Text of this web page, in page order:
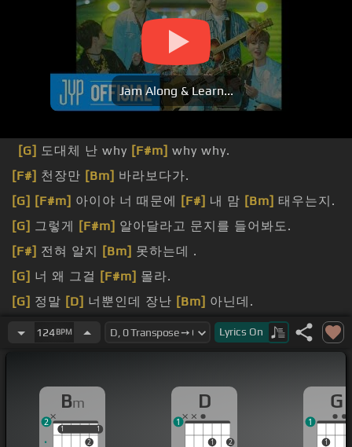
Jam Along & Learn...
[G] 도대체 난 why [F#m] why why.
[F#] 천장만 [Bm] 바라보다가.
[G] [F#m] 아이야 너 때문에 [F#] 내 맘 [Bm] 태우는지.
[G] 그렇게 [F#m] 알아달라고 문지를 들어봐도.
[F#] 전혀 알지 [Bm] 못하는데 .
[G] 너 왜 그걸 [F#m] 몰라.
[G] 정말 [D] 너뿐인데 장난 [Bm] 아닌데.
눈에[A]동반나 [D]써져 있는데.
124BPM Lyrics On
Bm
1
2
1
1 1
2
D
1
2
1
G
1
1